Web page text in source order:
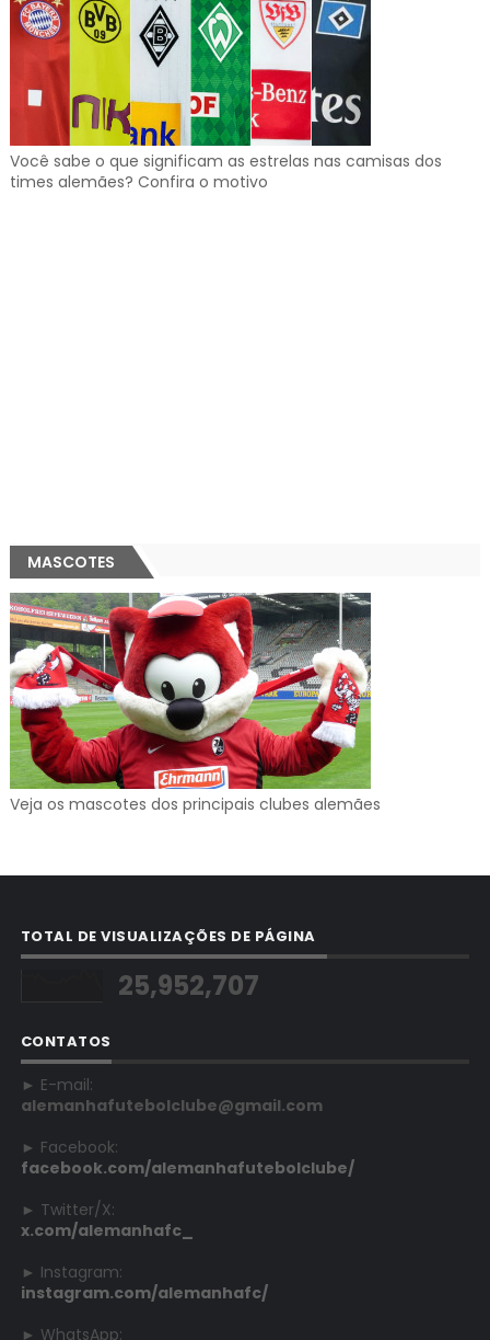
Você sabe o que significam as estrelas nas camisas dos
times alemães? Confira o motivo
MASCOTES
Veja os mascotes dos principais clubes alemães
TOTAL DE VISUALIZAÇÕES DE PÁGINA
25,952,707
CONTATOS
► E-mail:
alemanhafutebolclube@gmail.com
► Facebook:
facebook.com/alemanhafutebolclube/
► Twitter/X:
x.com/alemanhafc_
► Instagram:
instagram.com/alemanhafc/
► WhatsApp: